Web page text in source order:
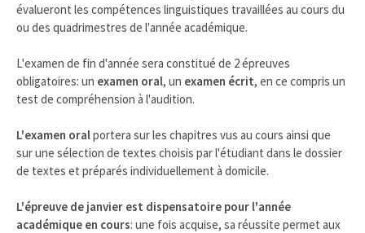
évalueront les compétences linguistiques travaillées au cours du
ou des quadrimestres de l'année académique.
L'examen de fin d'année sera constitué de 2 épreuves
obligatoires: un examen oral, un examen écrit, en ce compris un
test de compréhension à l'audition.
L'examen oralportera sur les chapitres vus au cours ainsi que
sur une sélection de textes choisis par l'étudiant dans le dossier
de textes et préparés individuellement à domicile.
L'épreuve de janvier est dispensatoire pour l'année
académique en cours: une fois acquise, sa réussite permet aux